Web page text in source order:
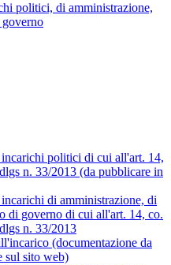
politici, di amministrazione,
politici di cui all'art. 14,
n. 33/2013 (da pubblicare in
di amministrazione, di
di governo di cui all'art. 14, co.
n. 33/2013
(documentazione da
sul sito web)